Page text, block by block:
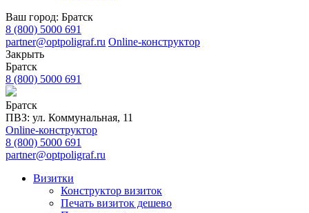
Ваш город: Братск
8 (800) 5000 691
partner@optpoligraf.ru Online-конструктор
Закрыть
Братск
8 (800) 5000 691
Братск
ПВЗ: ул. Коммунальная, 11
Online-конструктор
8 (800) 5000 691
partner@optpoligraf.ru
Визитки
Конструктор визиток
Печать визиток дешево